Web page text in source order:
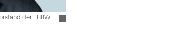
der LBBW